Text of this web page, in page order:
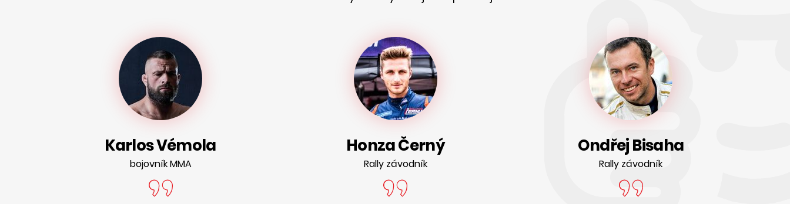
Karlos Vémola
bojovník MMA
Honza Černý
Rally závodník
Ondřej Bisaha
Rally závodník